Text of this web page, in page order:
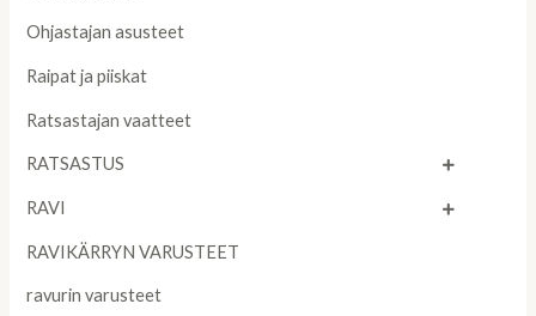
Ohjastajan asusteet
Raipat ja piiskat
Ratsastajan vaatteet
RATSASTUS
RAVI
RAVIKÄRRYN VARUSTEET
ravurin varusteet